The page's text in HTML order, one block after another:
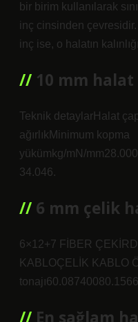
bir birim kullanılarak
inç cinsinden
inç ise, o halatın
10 mm halat
Teknik detaylarHalat
ağırlıkMinimum kopma
yükümkg/mN/
34.046.
6 mm çelik
6×12+7 FİBER
KABLOÇELİK KABLO
En sağlam